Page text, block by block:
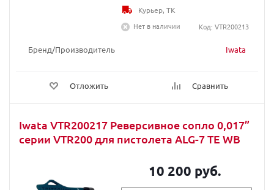
Бренд/Производитель Iwata
Отложить Сравнить
Курьер, ТК
Нет в наличии
Код: VTR200213
Iwata VTR200217 Реверсивное сопло 0,017”
серии VTR200 для пистолета ALG-7 TE WB
10 200 руб.